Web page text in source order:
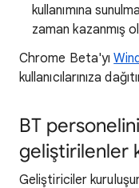
kullanımına
zaman kazanmış
Chrome Beta'yı
kullanıcılarınıza
BT
geliştirilenler
Geliştiriciler